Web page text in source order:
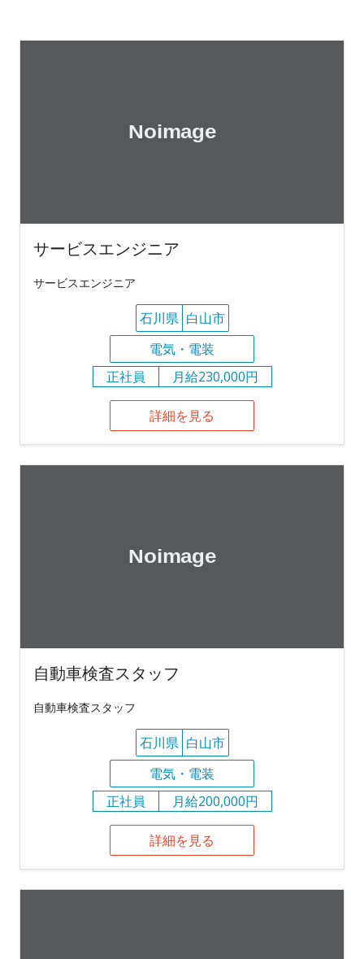
サービスエンジニア
サービスエンジニア
石川県 白山市
電気・電装
正社員
月給230,000円
詳細を見る
自動車検査スタッフ
自動車検査スタッフ
石川県 白山市
電気・電装
正社員
月給200,000円
詳細を見る